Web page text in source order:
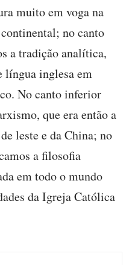
muito em voga na
no canto
a tradição analítica,
língua inglesa em
No canto inferior
que era então a
leste e da China; no
a filosofia
em todo o mundo
da Igreja Católica